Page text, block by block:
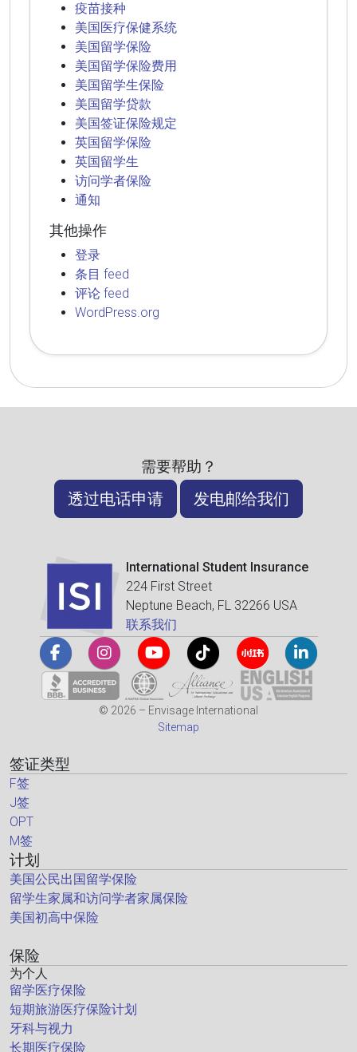
疫苗接种
美国医疗保健系统
美国留学保险
美国留学保险费用
美国留学生保险
美国留学贷款
美国签证保险规定
英国留学保险
英国留学生
访问学者保险
通知
其他操作
登录
条目 feed
评论 feed
WordPress.org
需要帮助？
透过电话申请 发电邮给我们
International Student Insurance
224 First Street
Neptune Beach, FL 32266 USA
联系我们
© 2026 – Envisage International
Sitemap
签证类型
F签
J签
OPT
M签
计划
美国公民出国留学保险
留学生家属和访问学者家属保险
美国初高中保险
保险
为个人
留学医疗保险
短期旅游医疗保险计划
牙科与视力
长期医疗保险